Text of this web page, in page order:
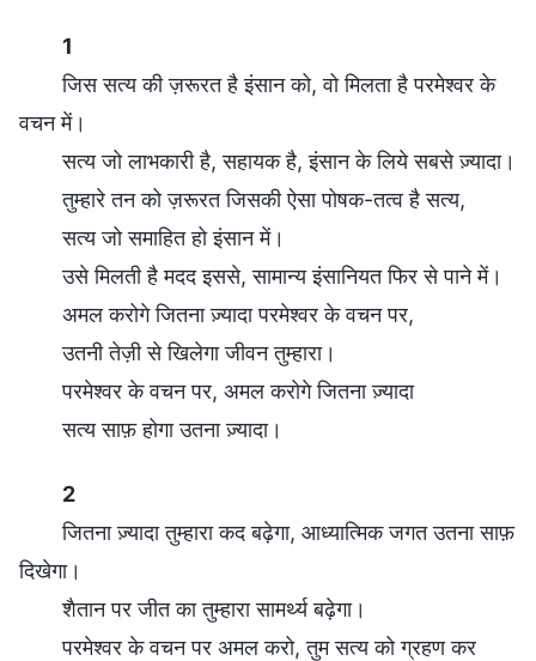
1
जिस सत्य की ज़रूरत है इंसान को, वो मिलता है परमेश्वर के
वचन में।
सत्य जो लाभकारी है, सहायक है, इंसान के लिये सबसे ज़्यादा।
तुम्हारे तन को ज़रूरत जिसकी ऐसा पोषक-तत्व है सत्य,
सत्य जो समाहित हो इंसान में।
उसे मिलती है मदद इससे, सामान्य इंसानियत फिर से पाने में।
अमल करोगे जितना ज़्यादा परमेश्वर के वचन पर,
उतनी तेज़ी से खिलेगा जीवन तुम्हारा।
परमेश्वर के वचन पर, अमल करोगे जितना ज़्यादा
सत्य साफ़ होगा उतना ज़्यादा।
2
जितना ज़्यादा तुम्हारा कद बढ़ेगा, आध्यात्मिक जगत उतना साफ़
दिखेगा।
शैतान पर जीत का तुम्हारा सामर्थ्य बढ़ेगा।
परमेश्वर के वचन पर अमल करो, तुम सत्य को ग्रहण कर